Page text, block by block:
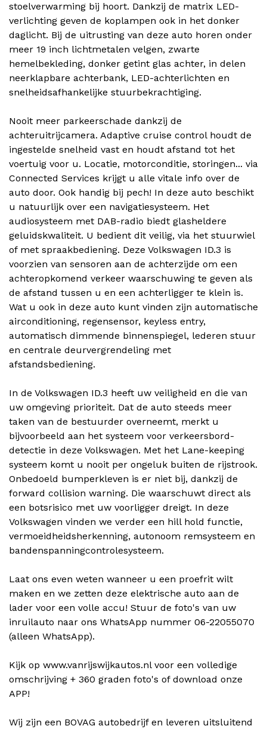
stoelverwarming bij hoort. Dankzij de matrix LED-
verlichting geven de koplampen ook in het donker
daglicht. Bij de uitrusting van deze auto horen onder
meer 19 inch lichtmetalen velgen, zwarte
hemelbekleding, donker getint glas achter, in delen
neerklapbare achterbank, LED-achterlichten en
snelheidsafhankelijke stuurbekrachtiging.
Nooit meer parkeerschade dankzij de
achteruitrijcamera. Adaptive cruise control houdt de
ingestelde snelheid vast en houdt afstand tot het
voertuig voor u. Locatie, motorconditie, storingen... via
Connected Services krijgt u alle vitale info over de
auto door. Ook handig bij pech! In deze auto beschikt
u natuurlijk over een navigatiesysteem. Het
audiosysteem met DAB-radio biedt glasheldere
geluidskwaliteit. U bedient dit veilig, via het stuurwiel
of met spraakbediening. Deze Volkswagen ID.3 is
voorzien van sensoren aan de achterzijde om een
achteropkomend verkeer waarschuwing te geven als
de afstand tussen u en een achterligger te klein is.
Wat u ook in deze auto kunt vinden zijn automatische
airconditioning, regensensor, keyless entry,
automatisch dimmende binnenspiegel, lederen stuur
en centrale deurvergrendeling met
afstandsbediening.
In de Volkswagen ID.3 heeft uw veiligheid en die van
uw omgeving prioriteit. Dat de auto steeds meer
taken van de bestuurder overneemt, merkt u
bijvoorbeeld aan het systeem voor verkeersbord-
detectie in deze Volkswagen. Met het Lane-keeping
systeem komt u nooit per ongeluk buiten de rijstrook.
Onbedoeld bumperkleven is er niet bij, dankzij de
forward collision warning. Die waarschuwt direct als
een botsrisico met uw voorligger dreigt. In deze
Volkswagen vinden we verder een hill hold functie,
vermoeidheidsherkenning, autonoom remsysteem en
bandenspanningcontrolesysteem.
Laat ons even weten wanneer u een proefrit wilt
maken en we zetten deze elektrische auto aan de
lader voor een volle accu! Stuur de foto's van uw
inruilauto naar ons WhatsApp nummer 06-22055070
(alleen WhatsApp).
Kijk op www.vanrijswijkautos.nl voor een volledige
omschrijving + 360 graden foto's of download onze
APP!
Wij zijn een BOVAG autobedrijf en leveren uitsluitend